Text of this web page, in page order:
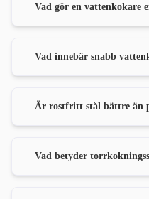
Vad gör en vattenkokare
Vad innebär snabb
Är rostfritt stål bättre än
Vad betyder